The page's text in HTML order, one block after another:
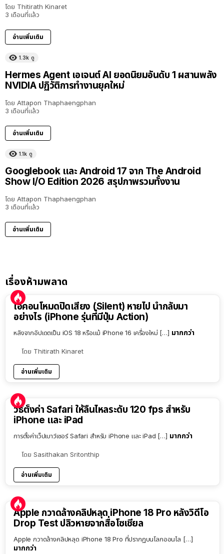
โดย Thitirath Kinaret
3 เดือนที่แล้ว
อ่านเพิ่มเติม
1.3k ดู
Hermes Agent เอเจนต์ AI ยอดนิยมอันดับ 1 ผสานพลัง
NVIDIA ปฏิวัติการทำงานยุคใหม่
โดย Attapon Thaphaengphan
3 เดือนที่แล้ว
อ่านเพิ่มเติม
1.1k ดู
Googlebook และ Android 17 จาก The Android
Show I/O Edition 2026 สรุปภาพรวมทั้งงาน
โดย Attapon Thaphaengphan
3 เดือนที่แล้ว
อ่านเพิ่มเติม
เรื่องห้ามพลาด
ไอคอนโหมดปิดเสียง (Silent) หายไป นำกลับมา
อย่างไร (iPhone รุ่นที่มีปุ่ม Action)
หลังจากอัปเดตเป็น iOS 18 หรือแม้ iPhone 16 เครื่องใหม่ […] มากกว่า
โดย Thitirath Kinaret
อ่านเพิ่มเติม
วิธีตั้งค่า Safari ให้ลื่นไหลระดับ 120 fps สำหรับ
iPhone และ iPad
การตั้งค่าเว็ปเบาว์เซอร์ Safari สำหรับ iPhone และ iPad […] มากกว่า
โดย Sasithakan Sritonthip
อ่านเพิ่มเติม
Apple กวาดล้างคลิปหลุด iPhone 18 Pro หลังวิดีโอ
Drop Test ปลิวหายจากสื่อโซเชียล
Apple กวาดล้างคลิปหลุด iPhone 18 Pro ที่ปรากฏบนโลกออนไล […]
มากกว่า